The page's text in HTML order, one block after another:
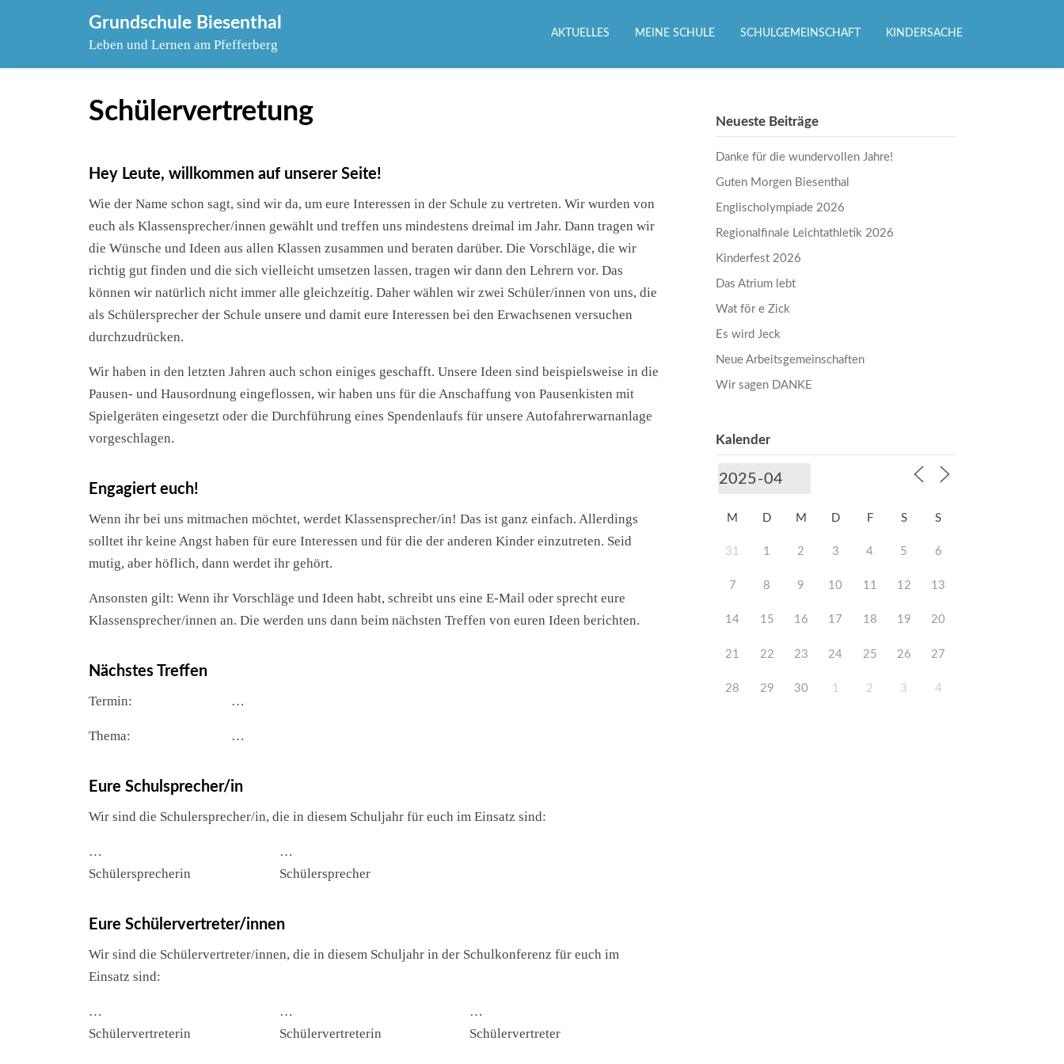
Grundschule Biesenthal
Leben und Lernen am Pfefferberg
AKTUELLES MEINE SCHULE SCHULGEMEINSCHAFT KINDERSACHE
Schülervertretung
Hey Leute, willkommen auf unserer Seite!
Wie der Name schon sagt, sind wir da, um eure Interessen in der Schule zu vertreten. Wir wurden von
euch als Klassensprecher/innen gewählt und treffen uns mindestens dreimal im Jahr. Dann tragen wir
die Wünsche und Ideen aus allen Klassen zusammen und beraten darüber. Die Vorschläge, die wir
richtig gut finden und die sich vielleicht umsetzen lassen, tragen wir dann den Lehrern vor. Das
können wir natürlich nicht immer alle gleichzeitig. Daher wählen wir zwei Schüler/innen von uns, die
als Schülersprecher der Schule unsere und damit eure Interessen bei den Erwachsenen versuchen
durchzudrücken.
Wir haben in den letzten Jahren auch schon einiges geschafft. Unsere Ideen sind beispielsweise in die
Pausen- und Hausordnung eingeflossen, wir haben uns für die Anschaffung von Pausenkisten mit
Spielgeräten eingesetzt oder die Durchführung eines Spendenlaufs für unsere Autofahrerwarnanlage
vorgeschlagen.
Engagiert euch!
Wenn ihr bei uns mitmachen möchtet, werdet Klassensprecher/in! Das ist ganz einfach. Allerdings
solltet ihr keine Angst haben für eure Interessen und für die der anderen Kinder einzutreten. Seid
mutig, aber höflich, dann werdet ihr gehört.
Ansonsten gilt: Wenn ihr Vorschläge und Ideen habt, schreibt uns eine E-Mail oder sprecht eure
Klassensprecher/innen an. Die werden uns dann beim nächsten Treffen von euren Ideen berichten.
Nächstes Treffen
Termin: …
Thema: …
Eure Schulsprecher/in
Wir sind die Schulersprecher/in, die in diesem Schuljahr für euch im Einsatz sind:
…
Schülersprecherin
…
Schülersprecher
Eure Schülervertreter/innen
Wir sind die Schülervertreter/innen, die in diesem Schuljahr in der Schulkonferenz für euch im
Einsatz sind:
…
Schülervertreterin
…
Schülervertreterin
…
Schülervertreter
Neueste Beiträge
Danke für die wundervollen Jahre!
Guten Morgen Biesenthal
Englischolympiade 2026
Regionalfinale Leichtathletik 2026
Kinderfest 2026
Das Atrium lebt
Wat för e Zick
Es wird Jeck
Neue Arbeitsgemeinschaften
Wir sagen DANKE
Kalender
M D M D F S S
31 1 2 3 4 5 6
7 8 9 10 11 12 13
14 15 16 17 18 19 20
21 22 23 24 25 26 27
28 29 30 1 2 3 4